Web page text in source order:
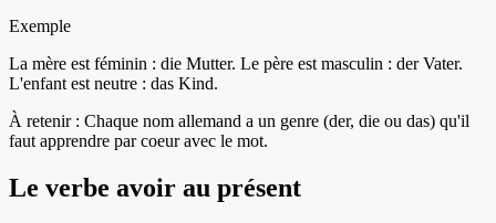
Exemple
La mère est féminin : die Mutter. Le père est masculin : der Vater.
L'enfant est neutre : das Kind.
À retenir : Chaque nom allemand a un genre (der, die ou das) qu'il
faut apprendre par coeur avec le mot.
Le verbe avoir au présent